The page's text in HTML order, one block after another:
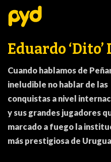
BASKETBALL
Eduardo ‘Dito’
Cuando hablamos de
ineludible no hablar de las
conquistas a nivel
y sus grandes jugadores
marcado a fuego la
más prestigiosa de